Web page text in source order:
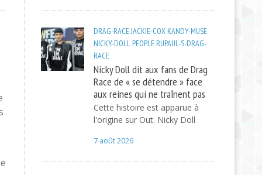
DRAG-RACEJACKIE-COX KANDY-MUSE
NICKY-DOLL PEOPLE RUPAUL-S-DRAG-
RACE
Nicky Doll dit aux fans de Drag
Race de « se détendre » face
aux reines qui ne traînent pas
Cette histoire est apparue à
l'origine sur Out. Nicky Doll
7 août 2026